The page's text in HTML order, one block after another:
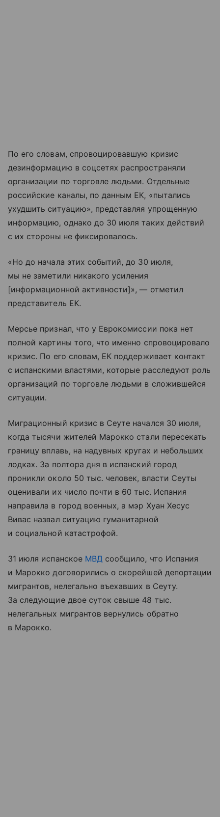
По его словам, спровоцировавшую кризис
дезинформацию в соцсетях распространяли
организации по торговле людьми. Отдельные
российские каналы, по данным ЕК, «пытались
ухудшить ситуацию», представляя упрощенную
информацию, однако до 30 июля таких действий
с их стороны не фиксировалось.
«Но до начала этих событий, до 30 июля,
мы не заметили никакого усиления
[информационной активности]», — отметил
представитель ЕК.
Мерсье признал, что у Еврокомиссии пока нет
полной картины того, что именно спровоцировало
кризис. По его словам, ЕК поддерживает контакт
с испанскими властями, которые расследуют роль
организаций по торговле людьми в сложившейся
ситуации.
Миграционный кризис в Сеуте начался 30 июля,
когда тысячи жителей Марокко стали пересекать
границу вплавь, на надувных кругах и небольших
лодках. За полтора дня в испанский город
проникли около 50 тыс. человек, власти Сеуты
оценивали их число почти в 60 тыс. Испания
направила в город военных, а мэр Хуан Хесус
Вивас назвал ситуацию гуманитарной
и социальной катастрофой.
31 июля испанское МВД сообщило, что Испания
и Марокко договорились о скорейшей депортации
мигрантов, нелегально въехавших в Сеуту.
За следующие двое суток свыше 48 тыс.
нелегальных мигрантов вернулись обратно
в Марокко.